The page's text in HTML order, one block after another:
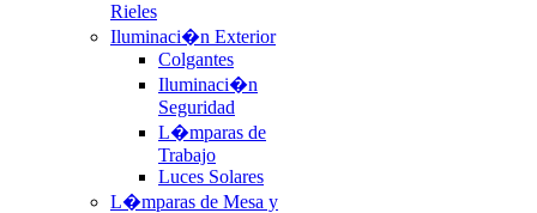
Rieles
Iluminaci�n Exterior
Colgantes
Iluminaci�n
Seguridad
L�mparas de
Trabajo
Luces Solares
L�mparas de Mesa y